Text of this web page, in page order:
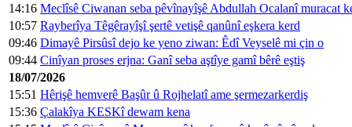
14:16 Meclîsê Ciwanan seba pêvînayîşê Abdullah Ocalanî muracat
10:57 Rayberîya Têgêrayîşî şertê vetişê qanûnî eşkera kerd
09:46 Dimayê Pirsûsî dejo ke yeno ziwan: Êdî Veyselê mi çin o
09:44 Cinîyan proses erjna: Ganî seba aştîye gamî bêrê eştiş
18/07/2026
15:51 Hêrişê hemverê Başûr û Rojhelatî ame şermezarkerdiş
15:36 Çalakîya KESKî dewam kena